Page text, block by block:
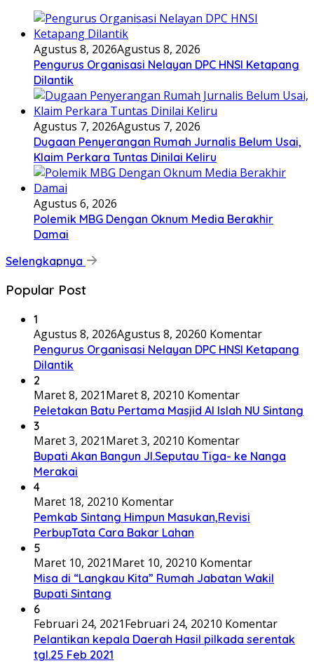
Agustus 8, 2026Agustus 8, 2026
Pengurus Organisasi Nelayan DPC HNSI Ketapang
Dilantik
Agustus 7, 2026Agustus 7, 2026
Dugaan Penyerangan Rumah Jurnalis Belum Usai,
Klaim Perkara Tuntas Dinilai Keliru
Agustus 6, 2026
Polemik MBG Dengan Oknum Media Berakhir
Damai
Selengkapnya
Popular Post
1
Agustus 8, 2026Agustus 8, 20260 Komentar
Pengurus Organisasi Nelayan DPC HNSI Ketapang
Dilantik
2
Maret 8, 2021Maret 8, 20210 Komentar
Peletakan Batu Pertama Masjid Al Islah NU Sintang
3
Maret 3, 2021Maret 3, 20210 Komentar
Bupati Akan Bangun Jl.Seputau Tiga- ke Nanga
Merakai
4
Maret 18, 20210 Komentar
Pemkab Sintang Himpun Masukan,Revisi
PerbupTata Cara Bakar Lahan
5
Maret 10, 2021Maret 10, 20210 Komentar
Misa di “Langkau Kita” Rumah Jabatan Wakil
Bupati Sintang
6
Februari 24, 2021Februari 24, 20210 Komentar
Pelantikan kepala Daerah Hasil pilkada serentak
tgl.25 Feb 2021